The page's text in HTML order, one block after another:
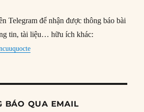
Telegram để nhận được thông báo bài
tin, tài liệu… hữu ích khác:
BÁO QUA EMAIL